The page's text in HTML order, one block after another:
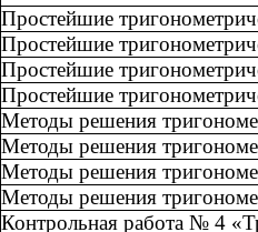
Простейшие
Простейшие
Простейшие
Простейшие
Методы решения
Методы решения
Методы решения
Методы решения
Контрольная работа № 4